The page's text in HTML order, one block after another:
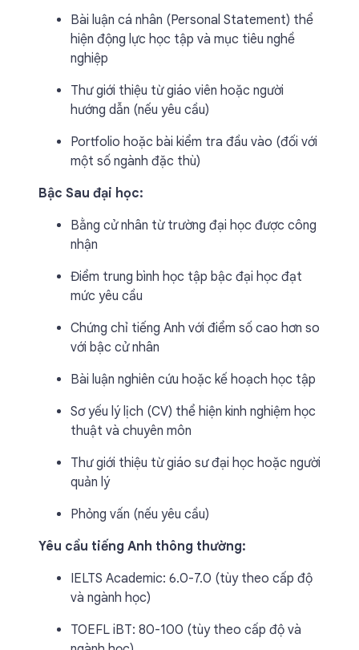
Bài luận cá nhân (Personal Statement) thể
hiện động lực học tập và mục tiêu nghề
nghiệp
Thư giới thiệu từ giáo viên hoặc người
hướng dẫn (nếu yêu cầu)
Portfolio hoặc bài kiểm tra đầu vào (đối với
một số ngành đặc thù)
Bậc Sau đại học:
Bằng cử nhân từ trường đại học được công
nhận
Điểm trung bình học tập bậc đại học đạt
mức yêu cầu
Chứng chỉ tiếng Anh với điểm số cao hơn so
với bậc cử nhân
Bài luận nghiên cứu hoặc kế hoạch học tập
Sơ yếu lý lịch (CV) thể hiện kinh nghiệm học
thuật và chuyên môn
Thư giới thiệu từ giáo sư đại học hoặc người
quản lý
Phỏng vấn (nếu yêu cầu)
Yêu cầu tiếng Anh thông thường:
IELTS Academic: 6.0-7.0 (tùy theo cấp độ
và ngành học)
TOEFL iBT: 80-100 (tùy theo cấp độ và